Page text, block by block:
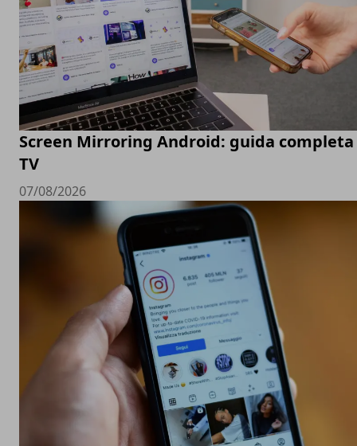
Screen Mirroring Android: guida
TV
07/08/2026